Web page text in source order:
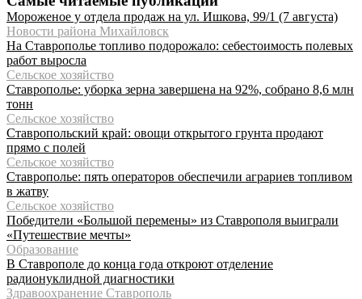
Мороженое у отдела продаж на ул. Ишкова, 99/1 (7 августа)
Новости района Михайловск
На Ставрополье топливо подорожало: себестоимость полевых
работ выросла
Сельское хозяйство
Ставрополье: уборка зерна завершена на 92%, собрано 8,6 млн
тонн
Сельское хозяйство
Ставропольский край: овощи открытого грунта продают
прямо с полей
Сельское хозяйство
Ставрополье: пять операторов обеспечили аграриев топливом
в жатву
Сельское хозяйство
Победители «Большой перемены» из Ставрополя выиграли
«Путешествие мечты»
Образование
В Ставрополе до конца года откроют отделение
радионуклидной диагностики
Здравоохранение Ставрополь